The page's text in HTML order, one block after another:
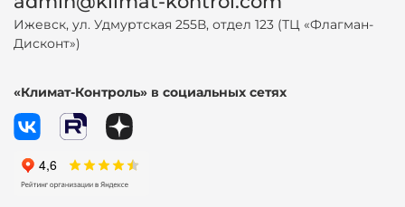
Ижевск, ул. Удмуртская 255В, отдел 123 (ТЦ «Флагман-
Дисконт»)
«Климат-Контроль» в социальных сетях